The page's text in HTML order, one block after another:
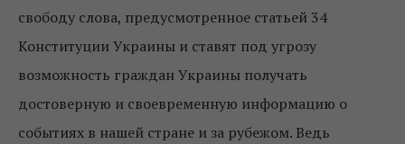
свободу слова, предусмотренное статьей 34
Конституции Украины и ставят под угрозу
возможность граждан Украины получать
достоверную и своевременную информацию о
событиях в нашей стране и за рубежом. Ведь